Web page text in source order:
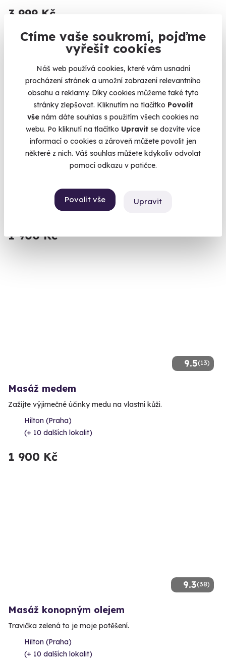
Ctíme vaše soukromí, pojďme
vyřešit cookies
Náš web používá cookies, které vám usnadní
procházení stránek a umožní zobrazení relevantního
obsahu a reklamy. Díky cookies můžeme také tyto
stránky zlepšovat. Kliknutím na tlačítko Povolit
vše nám dáte souhlas s použitím všech cookies na
webu. Po kliknutí na tlačítko Upravit se dozvíte více
informací o cookies a zároveň můžete povolit jen
některé z nich. Váš souhlas můžete kdykoliv odvolat
pomocí odkazu v patičce.
Povolit vše Upravit
3 999 Kč
9.5(123)
Masáž horkou čokoládou
Hilton (Praha)
(+ 10 dalších lokalit)
1 900 Kč
9.5(13)
Masáž medem
Zažijte výjimečné účinky medu na vlastní kůži.
Hilton (Praha)
(+ 10 dalších lokalit)
1 900 Kč
9.3(38)
Masáž konopným olejem
Travička zelená to je moje potěšení.
Hilton (Praha)
(+ 10 dalších lokalit)